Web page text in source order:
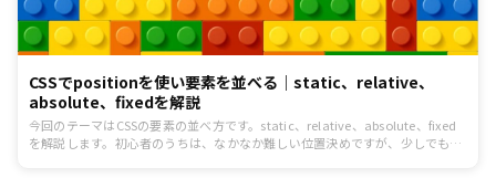
CSSでpositionを使い要素を並べる｜static、relative、
absolute、fixedを解説
今回のテーマはCSSの要素の並べ方です。static、relative、absolute、fixed
を解説します。初心者のうちは、なかなか難しい位置決めですが、少しでもわ